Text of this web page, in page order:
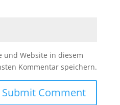
und Website in diesem
Kommentar speichern.